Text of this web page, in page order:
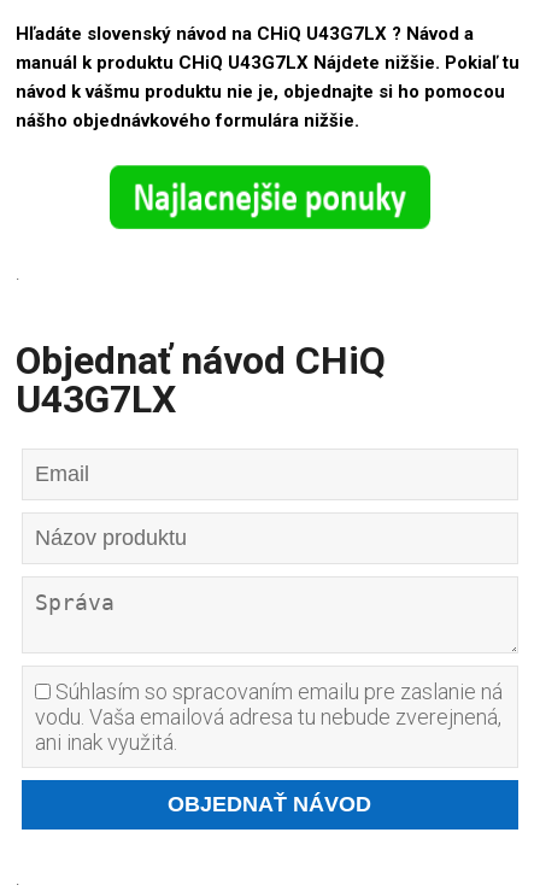
Hľadáte slovenský návod na CHiQ U43G7LX ? Návod a
manuál k produktu CHiQ U43G7LX Nájdete nižšie. Pokiaľ tu
návod k vášmu produktu nie je, objednajte si ho pomocou
nášho objednávkového formulára nižšie.
.
Objednať návod CHiQ
U43G7LX
Súhlasím so spracovaním emailu pre zaslanie ná
vodu. Vaša emailová adresa tu nebude zverejnená,
ani inak využitá.
.